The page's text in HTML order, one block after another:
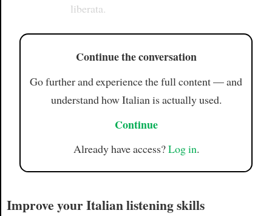
liberata.
Continue the conversation
Go further and experience the full content — and
understand how Italian is actually used.
Continue
Already have access?Log in.
Improve your Italian listening skills